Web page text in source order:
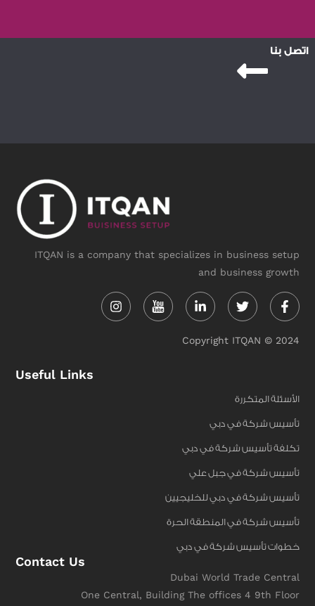
اتصل بنا
ITQAN is a company that specializes in business setup
and business growth
in f
Copyright ITQAN © 2024
Useful Links
الأسئلة المتكررة
تأسيس شركة في دبي
تكلفة تأسيس شركة في دبي
تأسيس شركة في جبل علي
تأسيس شركة في دبي للخليجيين
تأسيس شركة في المنطقة الحرة
خطوات تأسيس شركة في دبي
Contact Us
Dubai World Trade Central
One Central, Building The offices 4 9th Floor